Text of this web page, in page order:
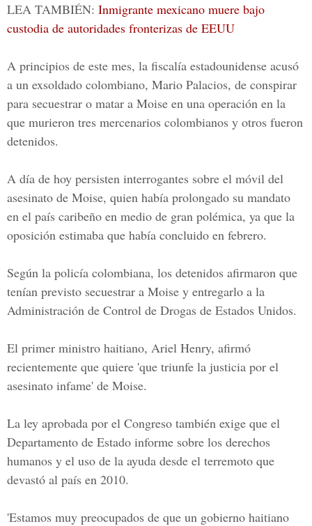
LEA TAMBIÉN: Inmigrante mexicano muere bajo
custodia de autoridades fronterizas de EEUU
A principios de este mes, la fiscalía estadounidense acusó
a un exsoldado colombiano, Mario Palacios, de conspirar
para secuestrar o matar a Moise en una operación en la
que murieron tres mercenarios colombianos y otros fueron
detenidos.
A día de hoy persisten interrogantes sobre el móvil del
asesinato de Moise, quien había prolongado su mandato
en el país caribeño en medio de gran polémica, ya que la
oposición estimaba que había concluido en febrero.
Según la policía colombiana, los detenidos afirmaron que
tenían previsto secuestrar a Moise y entregarlo a la
Administración de Control de Drogas de Estados Unidos.
El primer ministro haitiano, Ariel Henry, afirmó
recientemente que quiere 'que triunfe la justicia por el
asesinato infame' de Moise.
La ley aprobada por el Congreso también exige que el
Departamento de Estado informe sobre los derechos
humanos y el uso de la ayuda desde el terremoto que
devastó al país en 2010.
'Estamos muy preocupados de que un gobierno haitiano